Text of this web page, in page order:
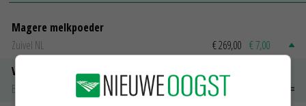
Magere melkpoeder
Zuivel NL
€ 269,00 € 7,00
Vleeskuikens 2001-2600 gr
Barneveld
€ 1,09